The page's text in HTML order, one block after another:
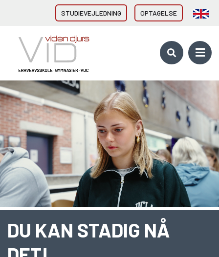
STUDIEVEJLEDNING OPTAGELSE
HHX Grenaa
HHX Rønde
HTX Grenaa
HF-enkeltfag - Grenaa, Hornslet
Brobygning/introforløb
VID ERHVERVSUDDANNELSER
Direkte fra 9/10. klasse
Erhvervsuddannelser (EUD, EUX)
Brobygning/introforløb
10. KLASSE
COLLEGE TILBUD
DU KAN STADIG NÅ